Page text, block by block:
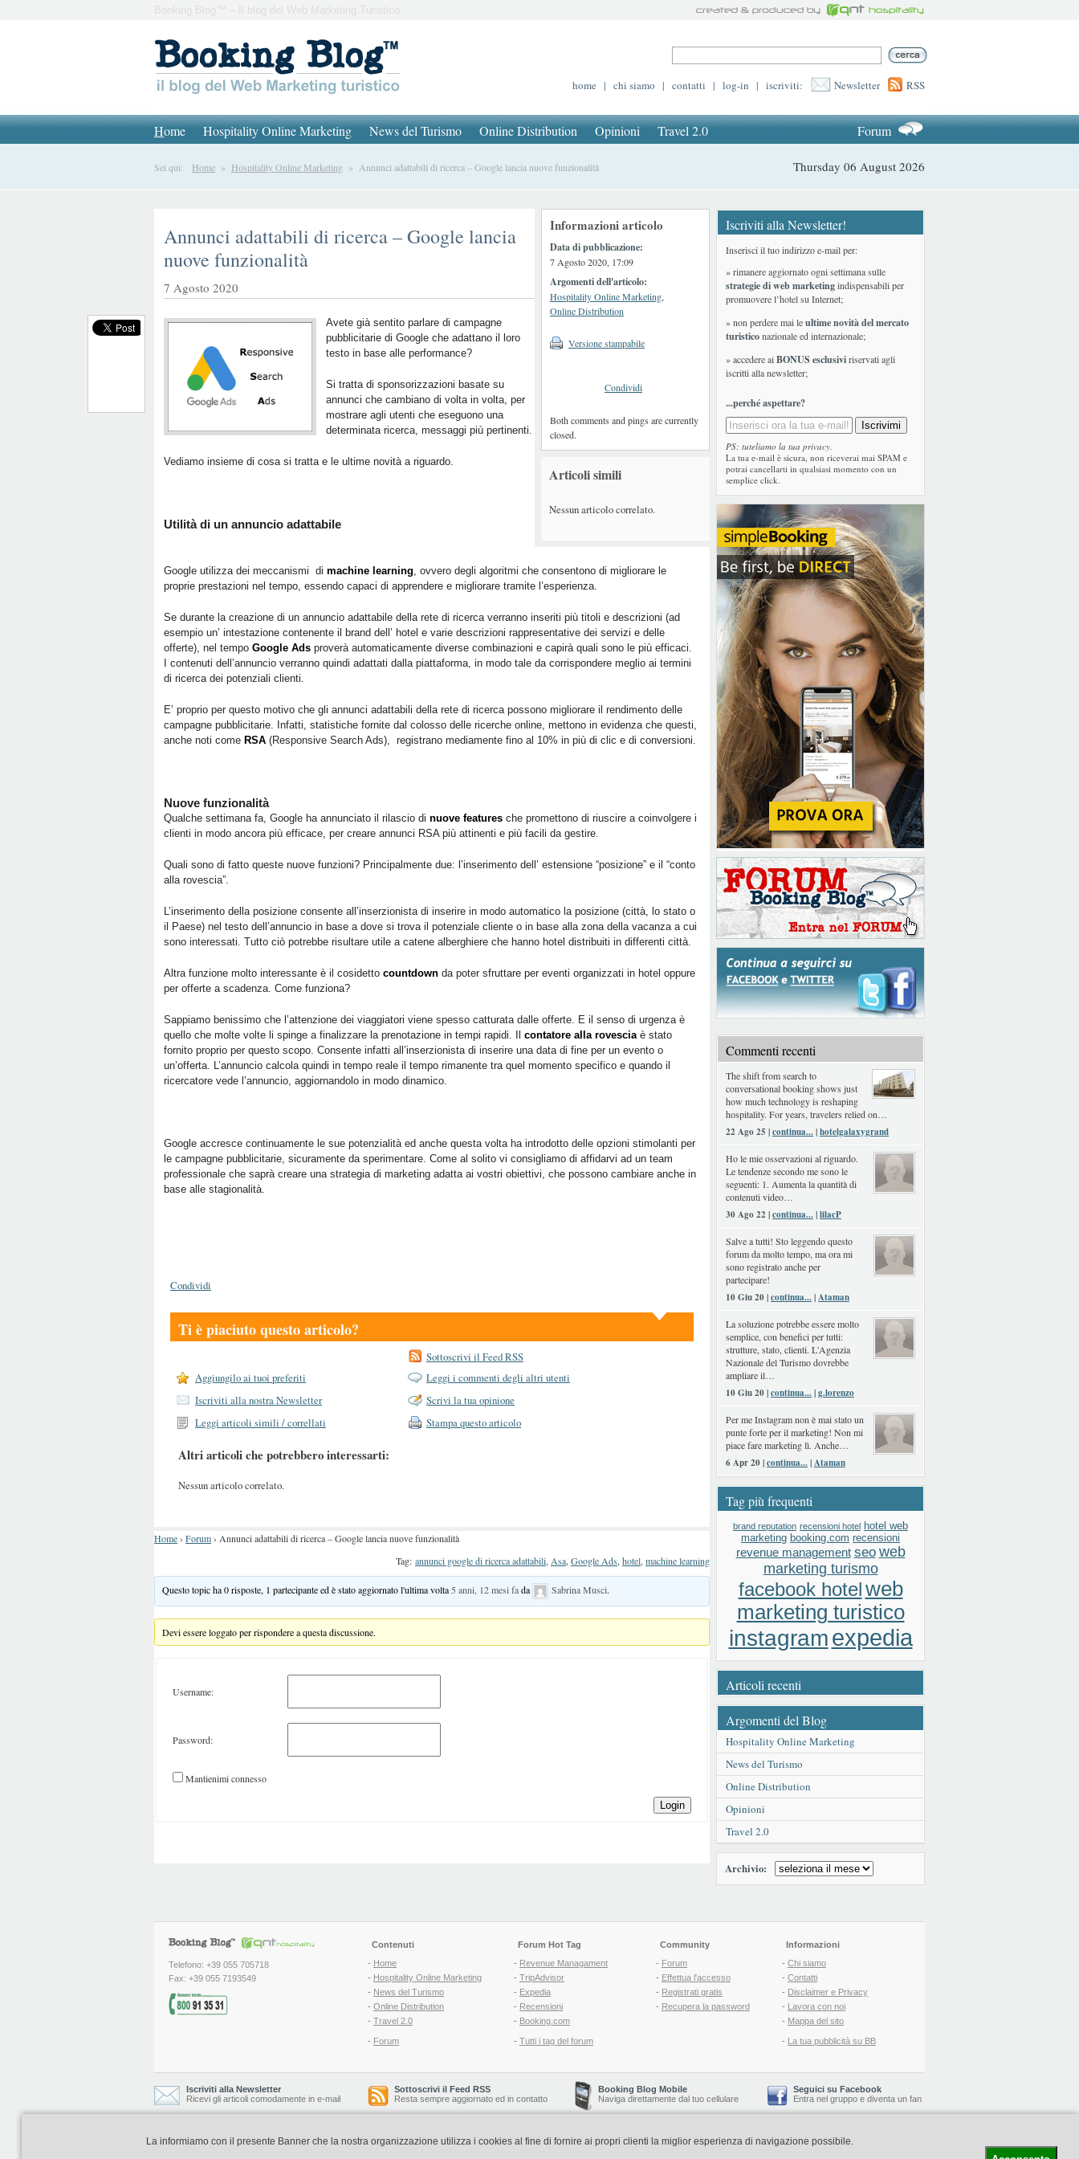
Booking Blog™ – Il blog del Web Marketing Turistico
home | chi siamo | contatti | log-in | iscriviti: Newsletter RSS
Home Hospitality Online Marketing News del Turismo Online Distribution Opinioni Travel 2.0 Forum
Sei qui: Home » Hospitality Online Marketing » Annunci adattabili di ricerca – Google lancia nuove funzionalità Thursday 06 August 2026
Informazioni articolo
Data di pubblicazione:
7 Agosto 2020, 17:09
Argomenti dell'articolo:
Hospitality Online Marketing,
Online Distribution
Versione stampabile
Condividi
Both comments and pings are currently
closed.
Articoli simili
Nessun articolo correlato.
Annunci adattabili di ricerca – Google lancia
nuove funzionalità
7 Agosto 2020
Avete già sentito parlare di campagne
pubblicitarie di Google che adattano il loro
testo in base alle performance?
Si tratta di sponsorizzazioni basate su
annunci che cambiano di volta in volta, per
mostrare agli utenti che eseguono una
determinata ricerca, messaggi più pertinenti.
Vediamo insieme di cosa si tratta e le ultime novità a riguardo.
Utilità di un annuncio adattabile
Google utilizza dei meccanismi di machine learning, ovvero degli algoritmi che consentono di migliorare le
proprie prestazioni nel tempo, essendo capaci di apprendere e migliorare tramite l’esperienza.
Se durante la creazione di un annuncio adattabile della rete di ricerca verranno inseriti più titoli e descrizioni (ad
esempio un’ intestazione contenente il brand dell’ hotel e varie descrizioni rappresentative dei servizi e delle
offerte), nel tempo Google Ads proverà automaticamente diverse combinazioni e capirà quali sono le più efficaci.
I contenuti dell’annuncio verranno quindi adattati dalla piattaforma, in modo tale da corrispondere meglio ai termini
di ricerca dei potenziali clienti.
E’ proprio per questo motivo che gli annunci adattabili della rete di ricerca possono migliorare il rendimento delle
campagne pubblicitarie. Infatti, statistiche fornite dal colosso delle ricerche online, mettono in evidenza che questi,
anche noti come RSA (Responsive Search Ads), registrano mediamente fino al 10% in più di clic e di conversioni.
Nuove funzionalità
Qualche settimana fa, Google ha annunciato il rilascio di nuove features che promettono di riuscire a coinvolgere i
clienti in modo ancora più efficace, per creare annunci RSA più attinenti e più facili da gestire.
Quali sono di fatto queste nuove funzioni? Principalmente due: l’inserimento dell’ estensione “posizione” e il “conto
alla rovescia”.
L’inserimento della posizione consente all’inserzionista di inserire in modo automatico la posizione (città, lo stato o
il Paese) nel testo dell’annuncio in base a dove si trova il potenziale cliente o in base alla zona della vacanza a cui
sono interessati. Tutto ciò potrebbe risultare utile a catene alberghiere che hanno hotel distribuiti in differenti città.
Altra funzione molto interessante è il cosidetto countdown da poter sfruttare per eventi organizzati in hotel oppure
per offerte a scadenza. Come funziona?
Sappiamo benissimo che l’attenzione dei viaggiatori viene spesso catturata dalle offerte. E il senso di urgenza è
quello che molte volte li spinge a finalizzare la prenotazione in tempi rapidi. Il contatore alla rovesciaè stato
fornito proprio per questo scopo. Consente infatti all’inserzionista di inserire una data di fine per un evento o
un’offerta. L’annuncio calcola quindi in tempo reale il tempo rimanente tra quel momento specifico e quando il
ricercatore vede l’annuncio, aggiornandolo in modo dinamico.
Google accresce continuamente le sue potenzialità ed anche questa volta ha introdotto delle opzioni stimolanti per
le campagne pubblicitarie, sicuramente da sperimentare. Come al solito vi consigliamo di affidarvi ad un team
professionale che saprà creare una strategia di marketing adatta ai vostri obiettivi, che possono cambiare anche in
base alle stagionalità.
Condividi
Ti è piaciuto questo articolo?
Sottoscrivi il Feed RSS
Aggiungilo ai tuoi preferiti
Leggi i commenti degli altri utenti
Iscriviti alla nostra Newsletter
Scrivi la tua opinione
Leggi articoli simili / correllati
Stampa questo articolo
Altri articoli che potrebbero interessarti:
Nessun articolo correlato.
Home› Forum› Annunci adattabili di ricerca – Google lancia nuove funzionalità
Tag: annunci google di ricerca adattabili, Asa, Google Ads, hotel, machine learning
Questo topic ha 0 risposte, 1 partecipante ed è stato aggiornato l'ultima volta 5 anni, 12 mesi fada Sabrina Musci.
Devi essere loggato per rispondere a questa discussione.
Username:
Password:
Mantienimi connesso
Login
Iscriviti alla Newsletter!
Inserisci il tuo indirizzo e-mail per:
» rimanere aggiornato ogni settimana sulle
strategie di web marketingindispensabili per
promuovere l’hotel su Internet;
» non perdere mai leultime novità del mercato
turisticonazionale ed internazionale;
» accedere aiBONUS esclusiviriservati agli
iscritti alla newsletter;
...perché aspettare?
PS: tuteliamo la tua privacy.
La tua e-mail è sicura, non riceverai mai SPAM e
potrai cancellarti in qualsiasi momento con un
semplice click.
Commenti recenti
The shift from search to
conversational booking shows just
how much technology is reshaping
hospitality. For years, travelers relied on…
22 Ago 25 |continua...|hotelgalaxygrand
Ho le mie osservazioni al riguardo.
Le tendenze secondo me sono le
seguenti: 1. Aumenta la quantità di
contenuti video…
30 Ago 22 |continua...|lilacP
Salve a tutti! Sto leggendo questo
forum da molto tempo, ma ora mi
sono registrato anche per
partecipare!
10 Giu 20 |continua...|Ataman
La soluzione potrebbe essere molto
semplice, con benefici per tutti:
strutture, stato, clienti. L'Agenzia
Nazionale del Turismo dovrebbe
ampliare il…
10 Giu 20 |continua...|g.lorenzo
Per me Instagram non è mai stato un
punte forte per il marketing! Non mi
piace fare marketing lì. Anche…
6 Apr 20 |continua...|Ataman
Tag più frequenti
brand reputation recensioni hotel hotel web
marketing booking.com recensioni
revenue management seo web
marketing turismo
facebook hotelweb
marketing turistico
instagramexpedia
Articoli recenti
Argomenti del Blog
Hospitality Online Marketing
News del Turismo
Online Distribution
Opinioni
Travel 2.0
Archivio:
Telefono: +39 055 705718
Fax: +39 055 7193549
Contenuti
- Home
- Hospitality Online Marketing
- News del Turismo
- Online Distribution
- Travel 2.0
- Forum
Forum Hot Tag
- Revenue Managament
- TripAdvisor
- Expedia
- Recensioni
- Booking.com
- Tutti i tag del forum
Community
- Forum
- Effettua l'accesso
- Registrati gratis
- Recupera la password
Informazioni
- Chi siamo
- Contatti
- Disclaimer e Privacy
- Lavora con noi
- Mappa del sito
- La tua pubblicità su BB
Iscriviti alla Newsletter
Ricevi gli articoli comodamente in e-mail
Sottoscrivi il Feed RSS
Resta sempre aggiornato ed in contatto
Booking Blog Mobile
Naviga direttamente dal tuo cellulare
Seguici su Facebook
Entra nel gruppo e diventa un fan
Booking Blog è realizzato e curato da Copyright © 2006-2026 QNT S.r.l. Socio Unico -www.qnt.it-Booking Blog™ -Il blog del Web Marketing Turistico
La informiamo con il presente Banner che la nostra organizzazione utilizza i cookies al fine di fornire ai propri clienti la miglior esperienza di navigazione possibile.